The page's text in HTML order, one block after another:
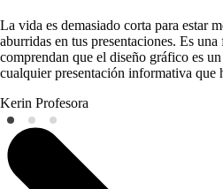
La vida es demasiado corta para estar
aburridas en tus presentaciones. Es
comprendan que el diseño gráfico es
cualquier presentación informativa que
Kerin Profesora